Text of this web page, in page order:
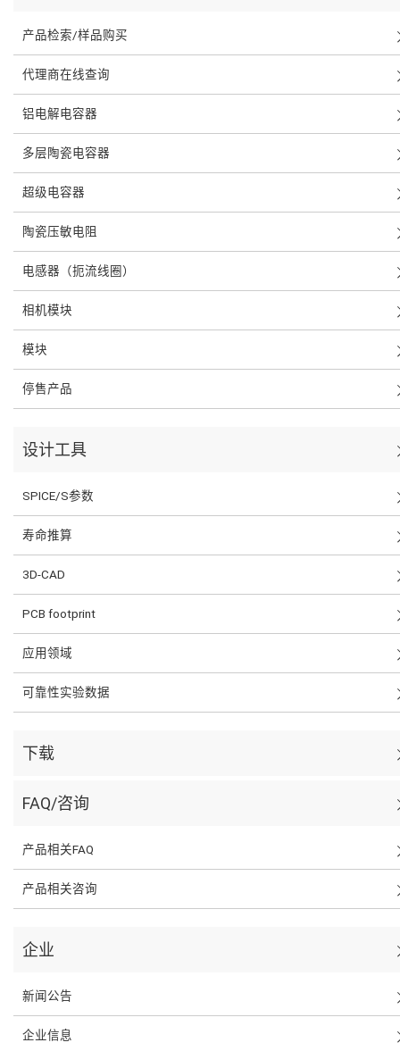
产品检索/样品购买
代理商在线查询
铝电解电容器
多层陶瓷电容器
超级电容器
陶瓷压敏电阻
电感器（扼流线圈）
相机模块
模块
停售产品
设计工具
SPICE/S参数
寿命推算
3D-CAD
PCB footprint
应用领域
可靠性实验数据
下载
FAQ/咨询
产品相关FAQ
产品相关咨询
企业
新闻公告
企业信息